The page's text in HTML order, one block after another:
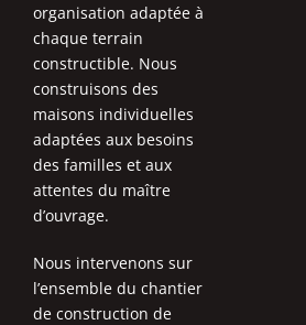
organisation adaptée à
chaque terrain
constructible. Nous
construisons des
maisons individuelles
adaptées aux besoins
des familles et aux
attentes du maître
d’ouvrage.
Nous intervenons sur
l’ensemble du chantier
de construction de